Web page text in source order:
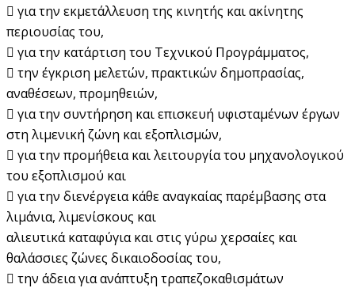
 για την εκμετάλλευση της κινητής και ακίνητης
περιουσίας του,
 για την κατάρτιση του Τεχνικού Προγράμματος,
 την έγκριση μελετών, πρακτικών δημοπρασίας,
αναθέσεων, προμηθειών,
 για την συντήρηση και επισκευή υφισταμένων έργων
στη λιμενική ζώνη και εξοπλισμών,
 για την προμήθεια και λειτουργία του μηχανολογικού
του εξοπλισμού και
 για την διενέργεια κάθε αναγκαίας παρέμβασης στα
λιμάνια, λιμενίσκους και
αλιευτικά καταφύγια και στις γύρω χερσαίες και
θαλάσσιες ζώνες δικαιοδοσίας του,
 την άδεια για ανάπτυξη τραπεζοκαθισμάτων